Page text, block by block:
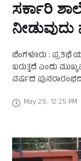
ಸರ್ಕಾರಿ
ಬೆಂಗಳೂರು : ಪ್ರತಿಭೆ
ಬರುತ್ತದೆ ಎಂದು
ವರ್ಷದ
May 29, 12:25 PM